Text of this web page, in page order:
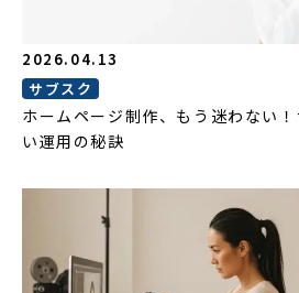
2026.04.13
サブスク
ホームページ制作、もう迷わない
い運用の秘訣